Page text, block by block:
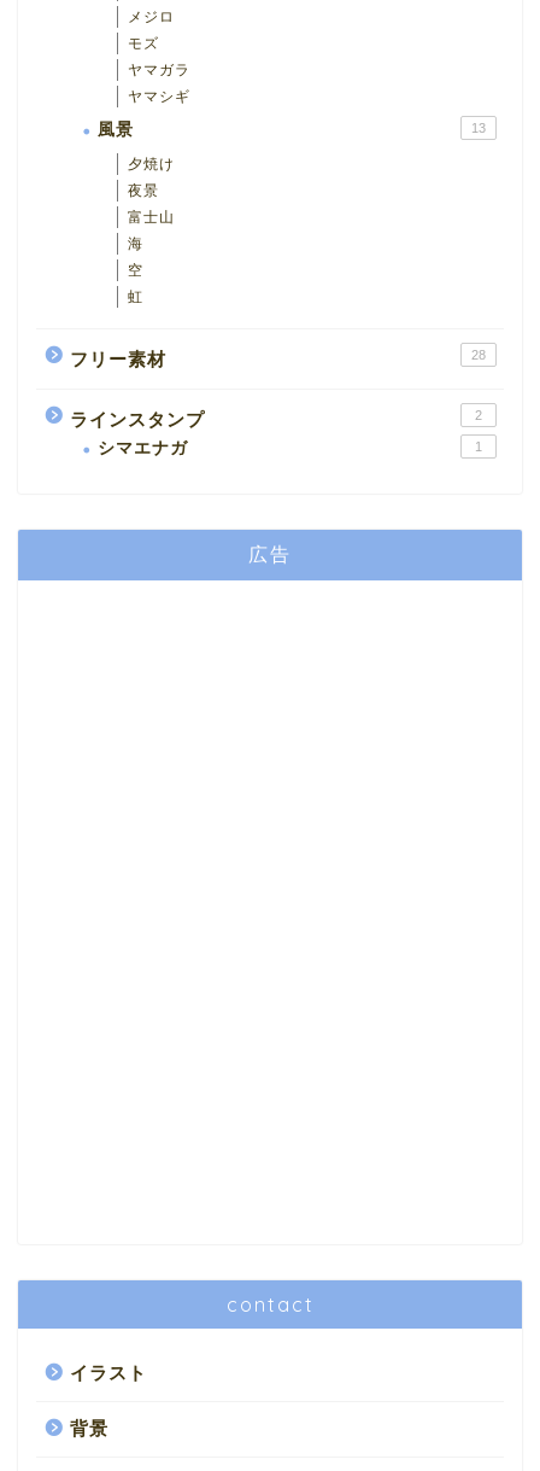
メジロ
モズ
ヤマガラ
ヤマシギ
風景 13
夕焼け
夜景
富士山
海
空
虹
フリー素材 28
ラインスタンプ 2
シマエナガ 1
広告
contact
イラスト
背景